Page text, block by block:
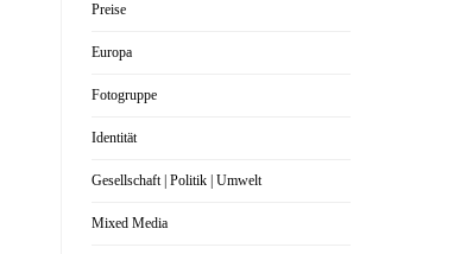
Preise
Europa
Fotogruppe
Identität
Gesellschaft | Politik | Umwelt
Mixed Media